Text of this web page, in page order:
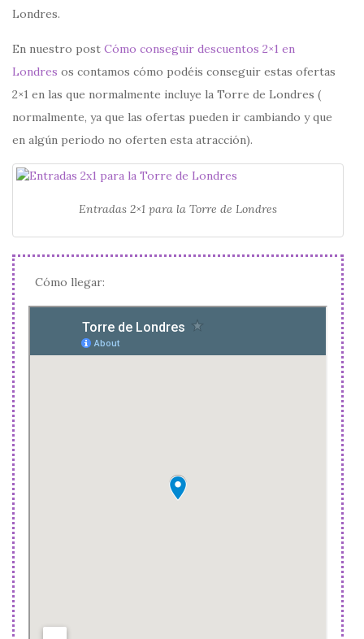
Londres.
En nuestro post Cómo conseguir descuentos 2×1 en
Londres os contamos cómo podéis conseguir estas ofertas
2×1 en las que normalmente incluye la Torre de Londres (
normalmente, ya que las ofertas pueden ir cambiando y que
en algún periodo no oferten esta atracción).
Entradas 2×1 para la Torre de Londres
Cómo llegar: